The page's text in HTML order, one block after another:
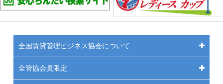
全国賃貸管理ビジネス協会について
全管協会員限定